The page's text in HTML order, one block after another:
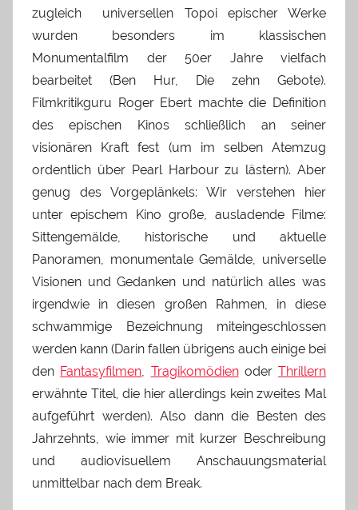
zugleich universellen Topoi epischer Werke
wurden besonders im klassischen
Monumentalfilm der 50er Jahre vielfach
bearbeitet (Ben Hur, Die zehn Gebote).
Filmkritikguru Roger Ebert machte die Definition
des epischen Kinos schließlich an seiner
visionären Kraft fest (um im selben Atemzug
ordentlich über Pearl Harbour zu lästern). Aber
genug des Vorgeplänkels: Wir verstehen hier
unter epischem Kino große, ausladende Filme:
Sittengemälde, historische und aktuelle
Panoramen, monumentale Gemälde, universelle
Visionen und Gedanken und natürlich alles was
irgendwie in diesen großen Rahmen, in diese
schwammige Bezeichnung miteingeschlossen
werden kann (Darin fallen übrigens auch einige bei
den Fantasyfilmen, Tragikomödienoder Thrillern
erwähnte Titel, die hier allerdings kein zweites Mal
aufgeführt werden). Also dann die Besten des
Jahrzehnts, wie immer mit kurzer Beschreibung
und audiovisuellem Anschauungsmaterial
unmittelbar nach dem Break.